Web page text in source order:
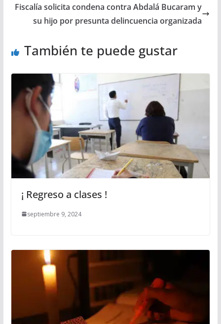
Fiscalía solicita condena contra Abdalá Bucaram y
su hijo por presunta delincuencia organizada
También te puede gustar
¡ Regreso a clases !
septiembre 9, 2024